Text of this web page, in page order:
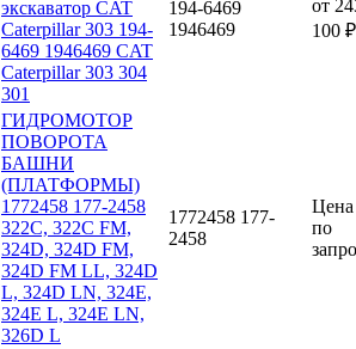
экскаватор CAT
Caterpillar 303 194-
6469 1946469 CAT
Caterpillar 303 304
301
194-6469
1946469
от
100 ₽
ГИДРОМОТОР
ПОВОРОТА
БАШНИ
(ПЛАТФОРМЫ)
1772458 177-2458
322C, 322C FM,
324D, 324D FM,
324D FM LL, 324D
L, 324D LN, 324E,
324E L, 324E LN,
326D L
1772458 177-
2458
Цена
по